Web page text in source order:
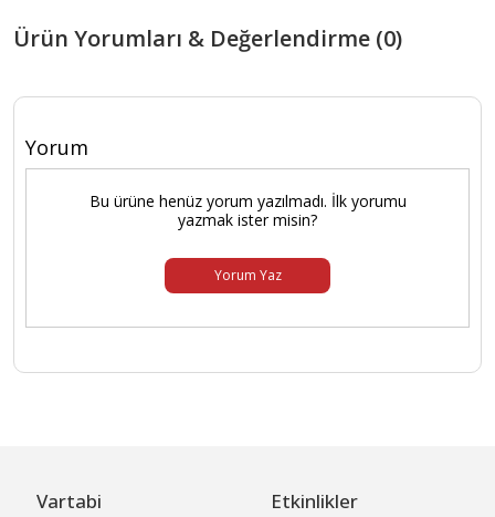
Ürün Yorumları & Değerlendirme (0)
Yorum
Bu ürüne henüz yorum yazılmadı. İlk yorumu
yazmak ister misin?
Yorum Yaz
Vartabi Etkinlikler